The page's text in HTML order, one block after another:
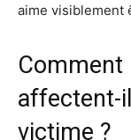
aime visiblement
Comment
affectent-
victime ?